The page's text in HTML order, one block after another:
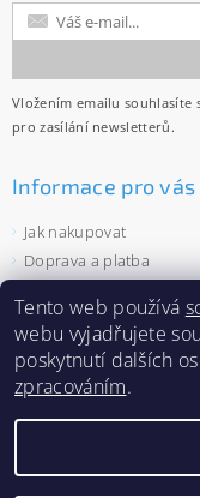
Vložením emailu souhlasíte
pro zasílání newsletterů.
Informace pro vás
Jak nakupovat
Doprava a platba
Ochrana osobních
Velkoobchod
Zásady používání
2026 ©
Tento web používá
webu vyjadřujete
poskytnutí dalších
zpracováním.